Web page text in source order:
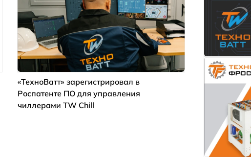
«ТехноВатт» зарегистрировал в
Роспатенте ПО для управления
чиллерами TW Chill